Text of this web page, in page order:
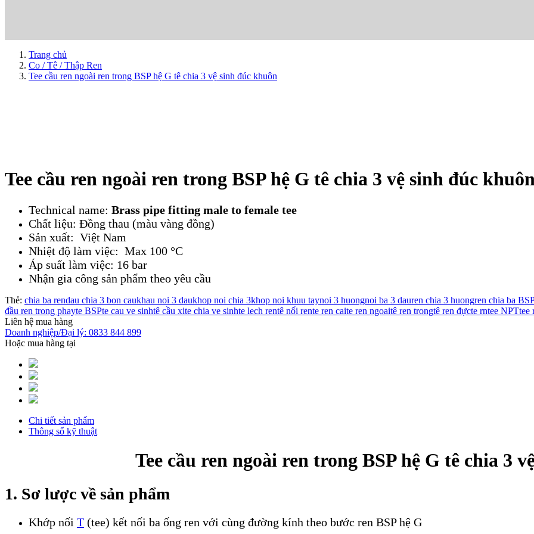
Trang chủ
Co / Tê / Thập Ren
Tee cầu ren ngoài ren trong BSP hệ G tê chia 3 vệ sinh đúc khuôn
Tee cầu ren ngoài ren trong BSP hệ G tê chia 3 vệ sinh đúc
Technical name: Brass pipe fitting male to female tee
Chất liệu: Đồng thau (màu vàng đồng)
Sản xuất: Việt Nam
Nhiệt độ làm việc: Max 100 °C
Áp suất làm việc: 16 bar
Nhận gia công sản phẩm theo yêu cầu
Thẻ: chia ba rendau chia 3 bon caukhau noi 3 daukhop noi chia 3khop noi khuu taynoi 3 huongnoi ba 3 dauren chia 3 huongren chia ba
đầu ren trong phayte BSPte cau ve sinhtê cầu xite chia ve sinhte lech rentê nối rente ren caite ren ngoaitê ren trongtê ren đựcte rntee NPTtee
Liên hệ mua hàng
Doanh nghiệp/Đại lý: 0833 844 899
Hoặc mua hàng tại
Chi tiết sản phẩm
Thông số kỹ thuật
Tee cầu ren ngoài ren trong BSP hệ G tê chia 3
1. Sơ lược về sản phẩm
Khớp nối T (tee) kết nối ba ống ren với cùng đường kính theo bước ren BSP hệ G